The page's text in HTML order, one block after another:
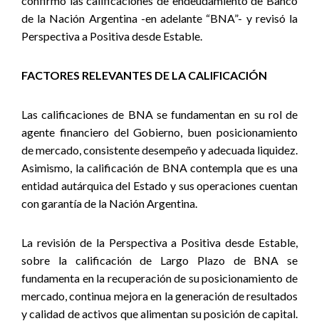
de la Nación Argentina -en adelante “BNA”- y revisó la
Perspectiva a Positiva desde Estable.
FACTORES RELEVANTES DE LA CALIFICACIÓN
Las calificaciones de BNA se fundamentan en su rol de
agente financiero del Gobierno, buen posicionamiento
de mercado, consistente desempeño y adecuada liquidez.
Asimismo, la calificación de BNA contempla que es una
entidad autárquica del Estado y sus operaciones cuentan
con garantía de la Nación Argentina.
La revisión de la Perspectiva a Positiva desde Estable,
sobre la calificación de Largo Plazo de BNA se
fundamenta en la recuperación de su posicionamiento de
mercado, continua mejora en la generación de resultados
y calidad de activos que alimentan su posición de capital.